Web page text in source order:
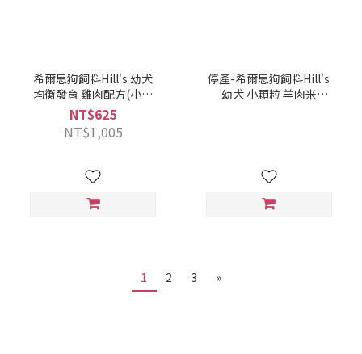
希爾思狗飼料Hill's 幼犬
均衡發育 雞肉配方(小顆
粒)4.5磅2.04KG
(052742713908)(7139)
NT$625
NT$1,005
停產-希爾思狗飼料Hill's
幼犬 小顆粒 羊肉米
1 2 3 »